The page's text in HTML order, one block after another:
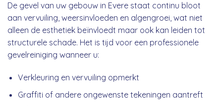
De gevel van uw gebouw in Evere staat continu bloot
aan vervuiling, weersinvloeden en algengroei, wat niet
alleen de esthetiek beïnvloedt maar ook kan leiden tot
structurele schade. Het is tijd voor een professionele
gevelreiniging wanneer u:
Verkleuring en vervuiling opmerkt
Graffiti of andere ongewenste tekeningen aantreft